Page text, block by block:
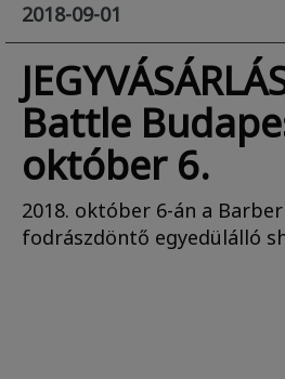
2018-09-01
Battle
október 6.
2018. október 6-án a
fodrászdöntő egyedülálló